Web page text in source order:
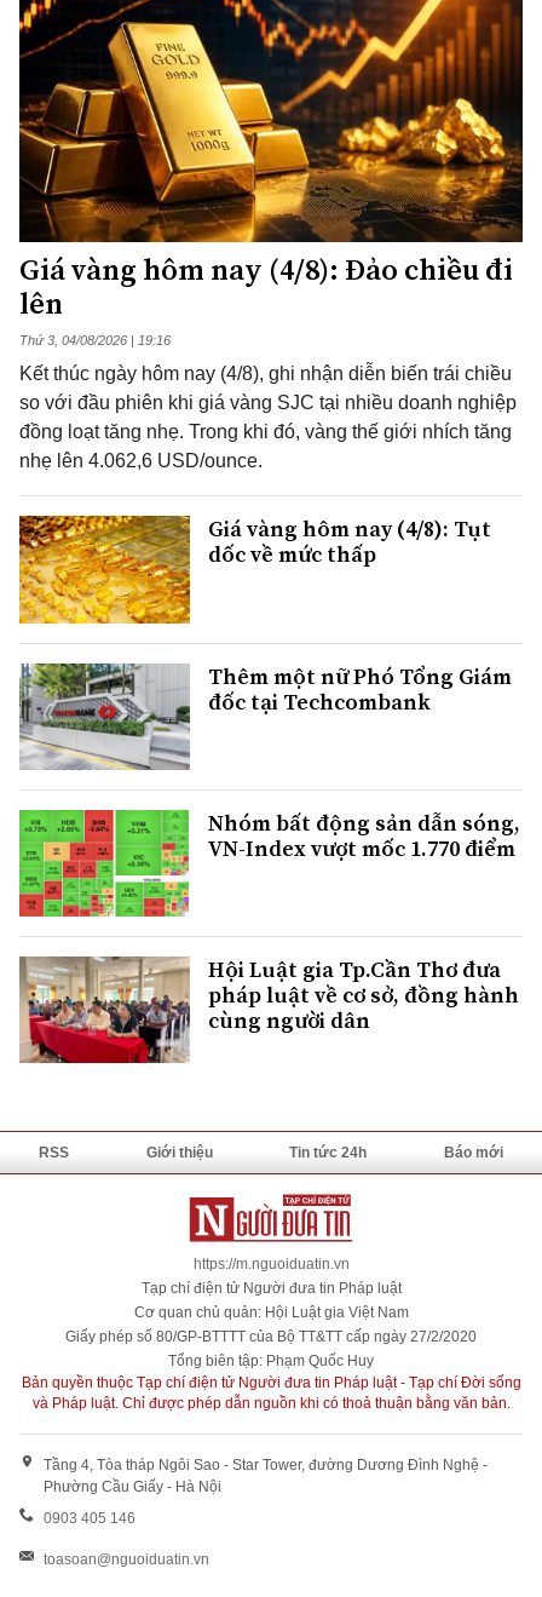
Giá vàng hôm nay (4/8): Đảo chiều đi
lên
Thứ 3, 04/08/2026 | 19:16
Kết thúc ngày hôm nay (4/8), ghi nhận diễn biến trái chiều
so với đầu phiên khi giá vàng SJC tại nhiều doanh nghiệp
đồng loạt tăng nhẹ. Trong khi đó, vàng thế giới nhích tăng
nhẹ lên 4.062,6 USD/ounce.
Giá vàng hôm nay (4/8): Tụt
dốc về mức thấp
Thêm một nữ Phó Tổng Giám
đốc tại Techcombank
Nhóm bất động sản dẫn sóng,
VN-Index vượt mốc 1.770 điểm
Hội Luật gia Tp.Cần Thơ đưa
pháp luật về cơ sở, đồng hành
cùng người dân
RSS Giới thiệu Tin tức 24h Báo mới
https://m.nguoiduatin.vn
Tạp chí điện tử Người đưa tin Pháp luật
Cơ quan chủ quản: Hội Luật gia Việt Nam
Giấy phép số 80/GP-BTTTT của Bộ TT&TT cấp ngày 27/2/2020
Tổng biên tập: Phạm Quốc Huy
Bản quyền thuộc Tạp chí điện tử Người đưa tin Pháp luật - Tạp chí Đời sống
và Pháp luật. Chỉ được phép dẫn nguồn khi có thoả thuận bằng văn bản.
Tầng 4, Tòa tháp Ngôi Sao - Star Tower, đường Dương Đình Nghệ -
Phường Cầu Giấy - Hà Nội
0903 405 146
toasoan@nguoiduatin.vn